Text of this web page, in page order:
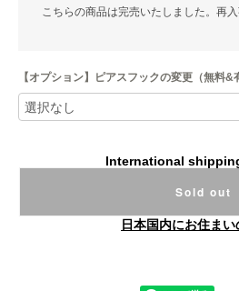
こちらの商品は完売いたしました。再
【オプション】ピアスフックの変更（無料&
International
Sold out
日本国内にお住ま